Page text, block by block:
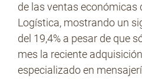
de las ventas económicas
Logística, mostrando un
del 19,4% a pesar de que
mes la reciente
especializado en